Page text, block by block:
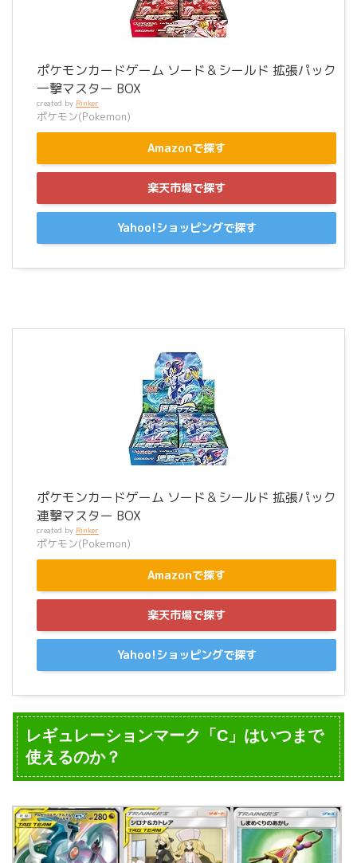
ポケモンカードゲーム ソード＆シールド 拡張パック
一撃マスター BOX
created by Rinker
ポケモン(Pokemon)
Amazonで探す
楽天市場で探す
Yahoo!ショッピングで探す
ポケモンカードゲーム ソード＆シールド 拡張パック
連撃マスター BOX
created by Rinker
ポケモン(Pokemon)
Amazonで探す
楽天市場で探す
Yahoo!ショッピングで探す
レギュレーションマーク「C」はいつまで
使えるのか？